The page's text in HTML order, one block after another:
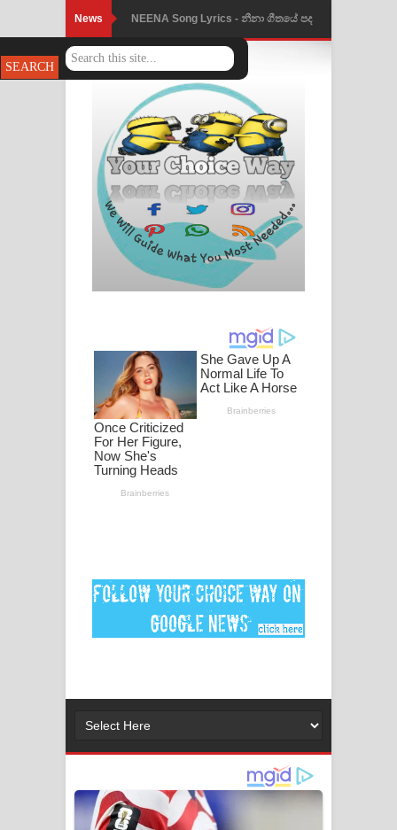
News NEENA Song Lyrics - නීනා ගීතයේ පද
පෙළ
Ahimi Wimai Himi Song Lyrics - අහිමි
විමයි හිමි ගීතයේ පද පෙළ
Mathaka Parana Song Lyrics - මතක
පාරනා ගීතයේ පද පෙළ
Nimnadhen Song Lyrics - නිම්නාදෙන්
ගීතයේ පද පෙළ
ඔබමයි මගේ ආදරේ ගීතයේ පද පෙළ
Pansal Gihin Song Lyrics - පන්සල් ගිහිං
ගීතයේ පද පෙළ
Ankeliya Song Lyrics - අංකෙළිය ගීතයේ
ගීතයේ පද පෙළ
MANAMALA KATHA Song Lyrics -
2026 football world cup song lyrics
අම්මා ගීතයේ පද පෙළ